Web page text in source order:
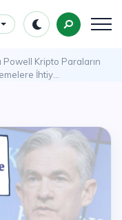
Powell Kripto Paraların
İhtiy...